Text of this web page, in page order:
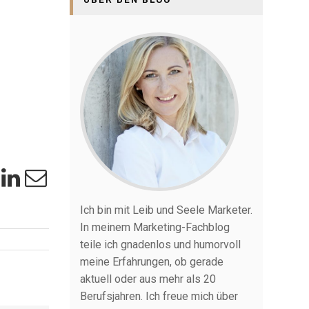
Ich bin mit Leib und Seele Marketer.
In meinem Marketing-Fachblog
teile ich gnadenlos und humorvoll
meine Erfahrungen, ob gerade
aktuell oder aus mehr als 20
Berufsjahren. Ich freue mich über